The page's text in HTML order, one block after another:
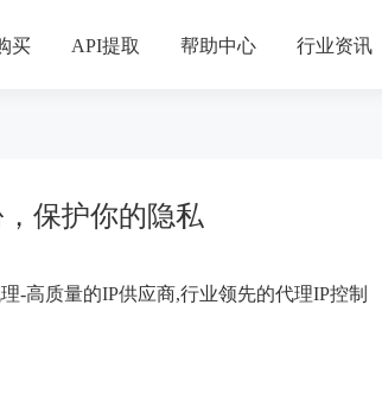
买 API提取 帮助中心 行业资讯
保护你的隐私
-高质量的IP供应商,行业领先的代理IP控制